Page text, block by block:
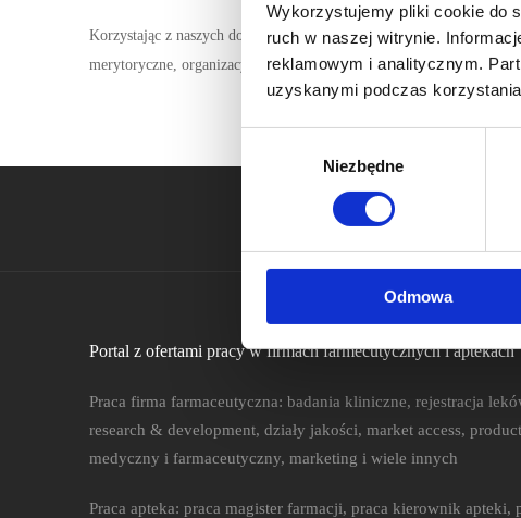
Wykorzystujemy pliki cookie do
ruch w naszej witrynie.
reklamowym i analitycznym.
uzyskanymi podczas
zgody
Niezbędne
Odmowa
Korzystając z naszych doświadczeń, doskonalimy funkcjonowanie
merytoryczne, organizacyjne i prawne.
Portal z ofertami pracy w firmach farmecutycznych i aptekach
Praca firma farmaceutyczna: badania kliniczne, rejestracja
research & development, działy jakości, market access,
medyczny i farmaceutyczny, marketing i wiele innych
Praca apteka: praca magister farmacji, praca kierownik apteki,